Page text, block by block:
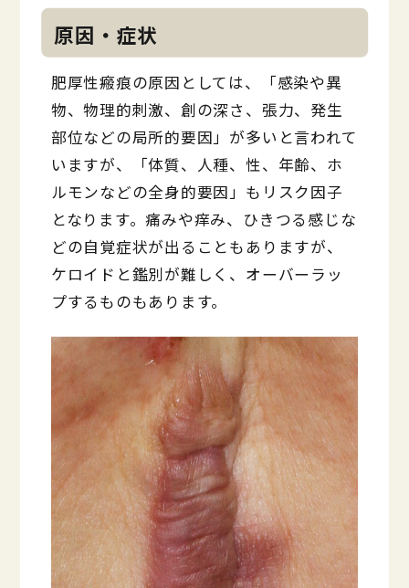
原因・症状
肥厚性瘢痕の原因としては、「感染や異
物、物理的刺激、創の深さ、張力、発生
部位などの局所的要因」が多いと言われて
いますが、「体質、人種、性、年齢、ホ
ルモンなどの全身的要因」もリスク因子
となります。痛みや痒み、ひきつる感じな
どの自覚症状が出ることもありますが、
ケロイドと鑑別が難しく、オーバーラッ
プするものもあります。